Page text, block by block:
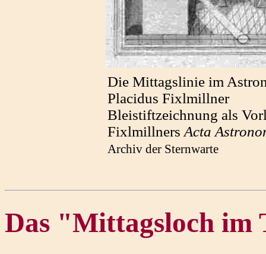
Die Mittagslinie im
Placidus Fixlmillner
Bleistiftzeichnung als
FixlmillnersActa
Archiv der Sternwarte
Das "Mittagsloch im